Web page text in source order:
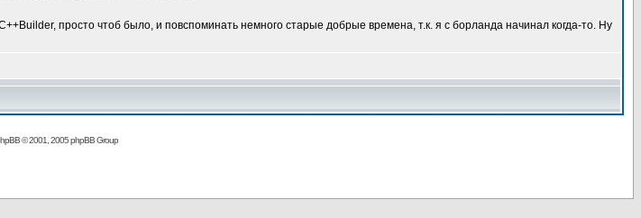
просто чтоб было, и повспоминать немного старые добрые времена, т.к. я с борланда начинал когда-то. Ну
© 2001, 2005 phpBB Group